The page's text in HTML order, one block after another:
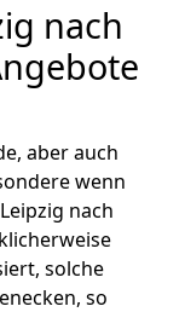
nach
aber auch
wenn
nach
solche
so